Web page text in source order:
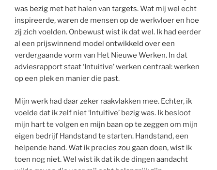
was bezig met het halen van targets. Wat mij wel echt
inspireerde, waren de mensen op de werkvloer en hoe
zij zich voelden. Onbewust wist ik dat wel. Ik had eerder
al een prijswinnend model ontwikkeld over een
verdergaande vorm van Het Nieuwe Werken. In dat
adviesrapport staat ‘Intuitive’ werken centraal: werken
op een plek en manier die past.
Mijn werk had daar zeker raakvlakken mee. Echter, ik
voelde dat ik zelf niet ‘Intuitive’ bezig was. Ik besloot
mijn hart te volgen en mijn baan op te zeggen om mijn
eigen bedrijf Handstand te starten. Handstand, een
helpende hand. Wat ik precies zou gaan doen, wist ik
toen nog niet. Wel wist ik dat ik de dingen aandacht